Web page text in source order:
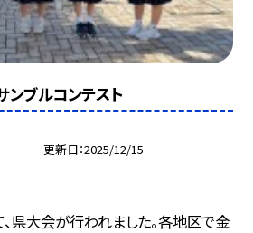
ンブルコンテスト
更新日 2025/12/15
県大会が行われました。各地区で金